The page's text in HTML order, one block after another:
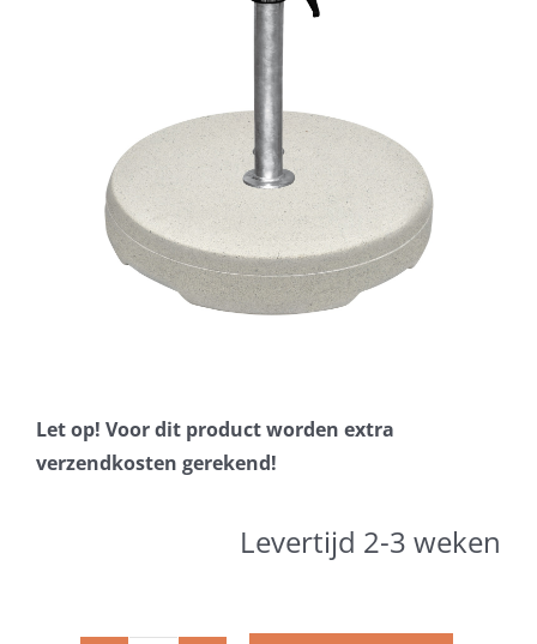
Schaduwdoeken
Snel leverbaar
Parasolvoeten
Beschermhoezen
Let op! Voor dit product worden extra
verzendkosten gerekend!
Levertijd 2-3 weken